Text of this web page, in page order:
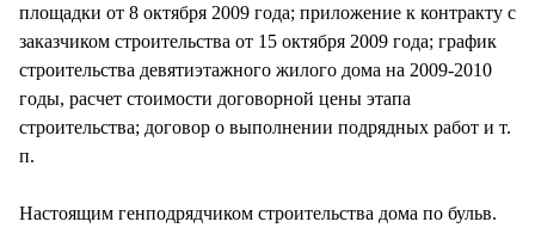
площадки от 8 октября 2009 года; приложение к контракту с
заказчиком строительства от 15 октября 2009 года; график
строительства девятиэтажного жилого дома на 2009-2010
годы, расчет стоимости договорной цены этапа
строительства; договор о выполнении подрядных работ и т.
п.
Настоящим генподрядчиком строительства дома по бульв.